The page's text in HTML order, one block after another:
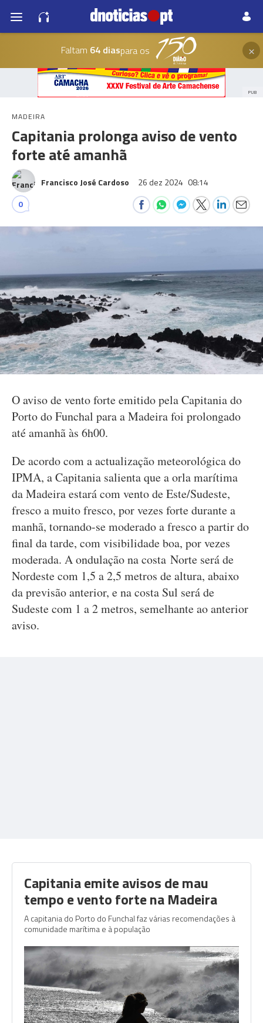
Faltam 64 diaspara os ×
PUB
MADEIRA
Capitania prolonga aviso de vento
forte até amanhã
Francisco José Cardoso 26 dez 2024 08:14
0
O aviso de vento forte emitido pela Capitania do
Porto do Funchal para a Madeira foi prolongado
até amanhã às 6h00.
De acordo com a actualização meteorológica do
IPMA, a Capitania salienta que a orla marítima
da Madeira estará com vento de Este/Sudeste,
fresco a muito fresco, por vezes forte durante a
manhã, tornando-se moderado a fresco a partir do
final da tarde, com visibilidade boa, por vezes
moderada. A ondulação na costa Norte será de
Nordeste com 1,5 a 2,5 metros de altura, abaixo
da previsão anterior, e na costa Sul será de
Sudeste com 1 a 2 metros, semelhante ao anterior
aviso.
Capitania emite avisos de mau
tempo e vento forte na Madeira
A capitania do Porto do Funchal faz várias recomendações à
comunidade marítima e à população